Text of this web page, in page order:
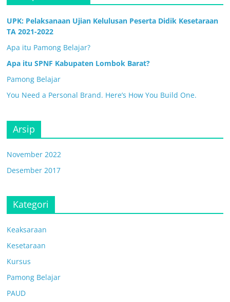
UPK: Pelaksanaan Ujian Kelulusan Peserta Didik Kesetaraan
TA 2021-2022
Apa itu Pamong Belajar?
Apa itu SPNF Kabupaten Lombok Barat?
Pamong Belajar
You Need a Personal Brand. Here’s How You Build One.
Arsip
November 2022
Desember 2017
Kategori
Keaksaraan
Kesetaraan
Kursus
Pamong Belajar
PAUD